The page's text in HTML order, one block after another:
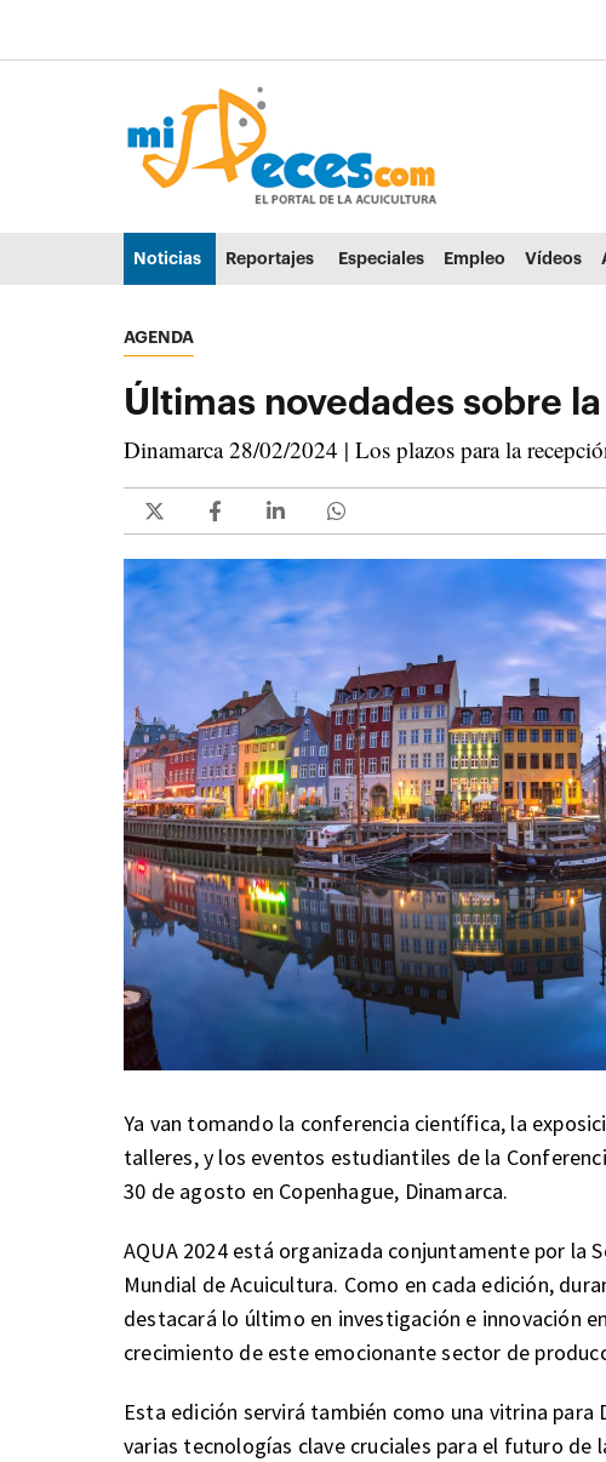
Ir al menú principal (alt + u)
Noticias Reportajes Especiales Empleo Vídeos
AGENDA
Últimas novedades sobre
Dinamarca 28/02/2024 | Los plazos para la
Ya van tomando la conferencia científica, la
talleres, y los eventos estudiantiles de la
30 de agosto en Copenhague, Dinamarca.
AQUA 2024 está organizada conjuntamente por la
Mundial de Acuicultura. Como en cada edición,
destacará lo último en investigación e innovación
crecimiento de este emocionante sector de
Esta edición servirá también como una vitrina para
varias tecnologías clave cruciales para el futuro